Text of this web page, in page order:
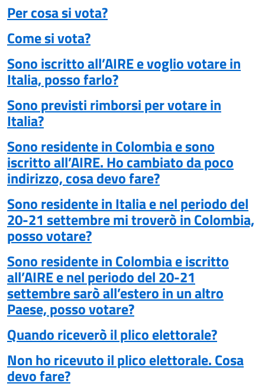
Per cosa si vota?
Come si vota?
Sono iscritto all’AIRE e voglio votare in
Italia, posso farlo?
Sono previsti rimborsi per votare in
Italia?
Sono residente in Colombia e sono
iscritto all’AIRE. Ho cambiato da poco
indirizzo, cosa devo fare?
Sono residente in Italia e nel periodo del
20-21 settembre mi troverò in Colombia,
posso votare?
Sono residente in Colombia e iscritto
all’AIRE e nel periodo del 20-21
settembre sarò all’estero in un altro
Paese, posso votare?
Quando riceverò il plico elettorale?
Non ho ricevuto il plico elettorale. Cosa
devo fare?